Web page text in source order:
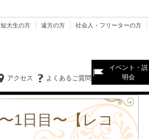
大生の方 遠方の方 社会人・フリーターの方
よくあるご質問
アクセス
イベント・説
明会
1日目〜【レコ